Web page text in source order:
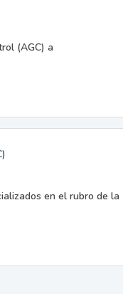
(AGC) a
en el rubro de la